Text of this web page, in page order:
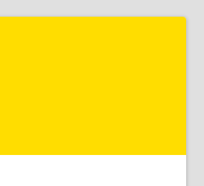
Сенная ул, дом